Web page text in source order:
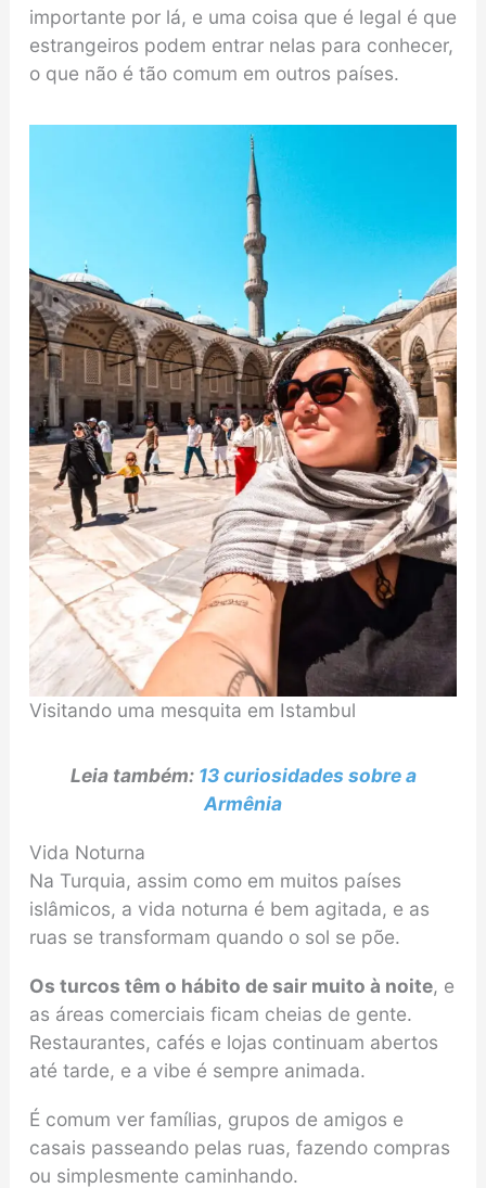
importante por lá, e uma coisa que é legal é que
estrangeiros podem entrar nelas para conhecer,
o que não é tão comum em outros países.
Visitando uma mesquita em Istambul
Leia também: 13 curiosidades sobre a
Armênia
Vida Noturna
Na Turquia, assim como em muitos países
islâmicos, a vida noturna é bem agitada, e as
ruas se transformam quando o sol se põe.
Os turcos têm o hábito de sair muito à noite, e
as áreas comerciais ficam cheias de gente.
Restaurantes, cafés e lojas continuam abertos
até tarde, e a vibe é sempre animada.
É comum ver famílias, grupos de amigos e
casais passeando pelas ruas, fazendo compras
ou simplesmente caminhando.